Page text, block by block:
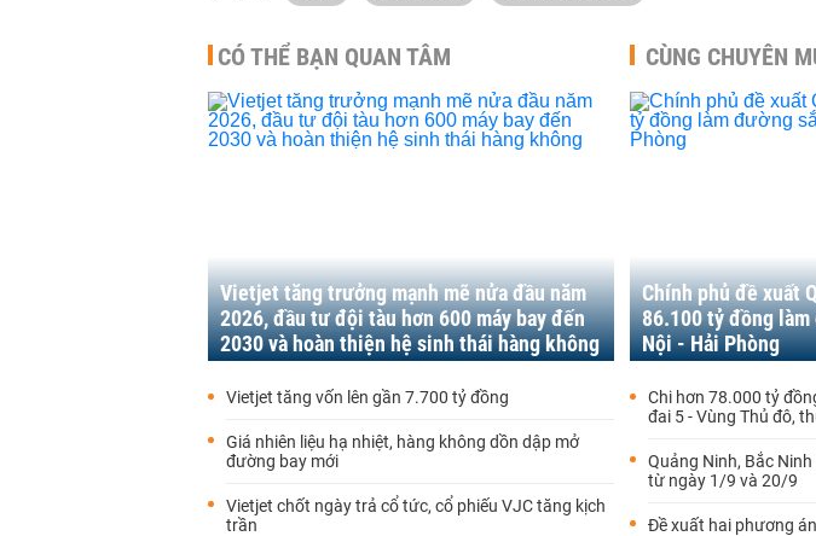
CÓ THỂ BẠN QUAN TÂM
Vietjet tăng trưởng mạnh mẽ nửa đầu năm
2026, đầu tư đội tàu hơn 600 máy bay đến
2030 và hoàn thiện hệ sinh thái hàng không
Vietjet tăng vốn lên gần 7.700 tỷ đồng
Giá nhiên liệu hạ nhiệt, hàng không dồn dập mở
đường bay mới
Vietjet chốt ngày trả cổ tức, cổ phiếu VJC tăng kịch
trần
CÙNG CHUYÊN
Chính phủ đề xuất
86.100 tỷ đồng làm
Nội - Hải Phòng
Chi hơn 78.000 tỷ
đai 5 - Vùng Thủ đô,
Quảng Ninh, Bắc
từ ngày 1/9 và 20/9
Đề xuất hai phương